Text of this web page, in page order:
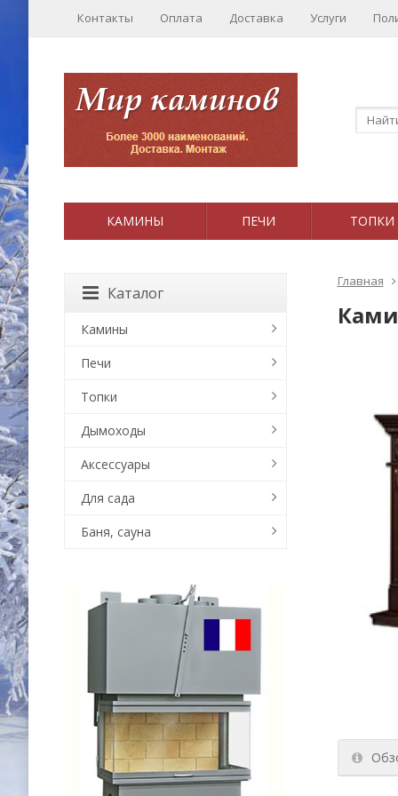
Контакты Оплата Доставка Услуги
КАМИНЫ ПЕЧИ ТОПКИ
Главная
Каталог
Камины
Печи
Топки
Дымоходы
Аксессуары
Для сада
Баня, сауна